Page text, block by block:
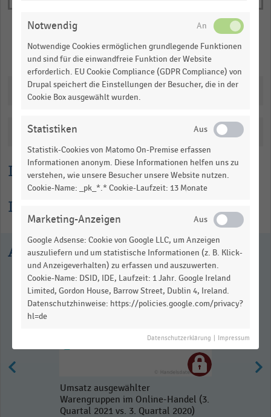
Lesehilfe
Informationen zur Statistik
Merken Teilen
Downloads
Ausgewählte Statistiken
Umsatz ausgewählter
Warengruppen im Online-Handel (3.
Quartal 2021 vs. 3. Quartal 2020)
Notwendig
Notwendige Cookies ermöglichen grundlegende Funktionen
und sind für die einwandfreie Funktion der Website
erforderlich. EU Cookie Compliance (GDPR Compliance) von
Drupal speichert die Einstellungen der Besucher, die in der
Cookie Box ausgewählt wurden.
Statistiken
Statistik-Cookies von Matomo On-Premise erfassen
Informationen anonym. Diese Informationen helfen uns zu
verstehen, wie unsere Besucher unsere Website nutzen.
Cookie-Name: _pk_*.* Cookie-Laufzeit: 13 Monate
Marketing-Anzeigen
Google Adsense: Cookie von Google LLC, um Anzeigen
auszuliefern und um statistische Informationen (z. B. Klick-
und Anzeigeverhalten) zu erfassen und auszuwerten.
Cookie-Name: DSID, IDE, Laufzeit: 1 Jahr. Google Ireland
Limited, Gordon House, Barrow Street, Dublin 4, Ireland.
Datenschutzhinweise: https://policies.google.com/privacy?
hl=de
Datenschutzerklärung Impressum